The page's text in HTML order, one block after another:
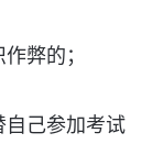
弊的；
自己参加考试